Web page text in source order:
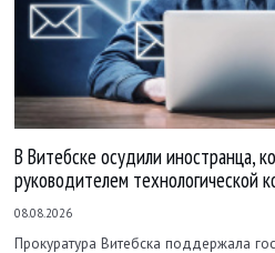
В Витебске осудили иностранца,
руководителем технологической
08.08.2026
Прокуратура Витебска поддержала